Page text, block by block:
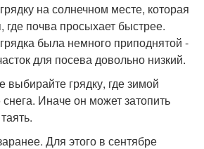
на солнечном месте, которая
где почва просыхает быстрее.
была немного приподнятой -
для посева довольно низкий.
грядку, где зимой
Иначе он может затопить
Для этого в сентябре